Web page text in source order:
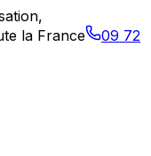
la France
09 72